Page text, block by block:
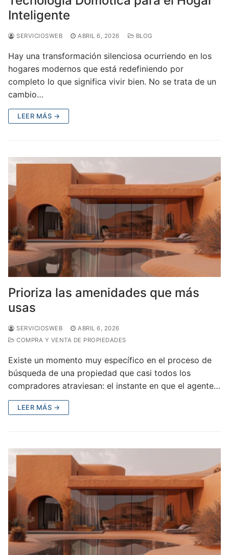
Inteligente
SERVICIOSWEB ABRIL 6, 2026 BLOG
Hay una transformación silenciosa ocurriendo en los
hogares modernos que está redefiniendo por
completo lo que significa vivir bien. No se trata de un
cambio…
LEER MÁS →
Prioriza las amenidades que más
usas
SERVICIOSWEB
ABRIL 6, 2026
COMPRA Y VENTA DE PROPIEDADES
Existe un momento muy específico en el proceso de
búsqueda de una propiedad que casi todos los
compradores atraviesan: el instante en que el agente…
LEER MÁS →